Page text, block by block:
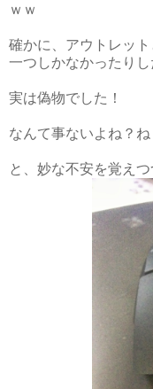
ｗｗ
確かに、アウトレット
一つしかなかったりし
実は偽物でした！
なんて事ないよね？ね
と、妙な不安を覚え